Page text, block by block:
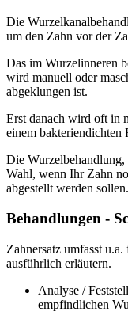
Die
um den Zahn vor der
Das im Wurzelinneren
wird manuell oder
abgeklungen ist.
Erst danach wird oft in
einem bakteriendichten
Die
Wahl, wenn Ihr Zahn
abgestellt werden sollen.
Behandlungen -
Zahnersatz umfasst
ausführlich erläutern.
Analyse /
empfindlichen